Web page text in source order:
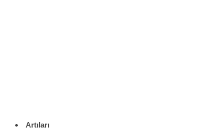
Artıları